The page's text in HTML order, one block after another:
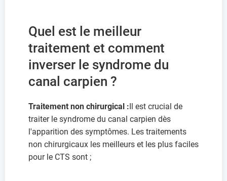
Quel est le meilleur
traitement et comment
inverser le syndrome du
canal carpien ?
Traitement non chirurgical : Il est crucial de
traiter le syndrome du canal carpien dès
l'apparition des symptômes. Les traitements
non chirurgicaux les meilleurs et les plus faciles
pour le CTS sont ;